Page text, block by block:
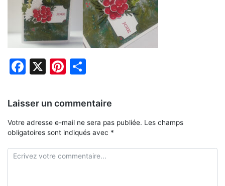
Facebook
X Pinterest
Laisser un commentaire
Votre adresse e-mail ne sera pas publiée. Les champs
obligatoires sont indiqués avec *